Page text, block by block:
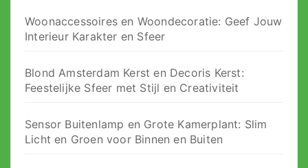
Woonaccessoires en Woondecoratie: Geef Jouw
Interieur Karakter en Sfeer
Blond Amsterdam Kerst en Decoris Kerst:
Feestelijke Sfeer met Stijl en Creativiteit
Sensor Buitenlamp en Grote Kamerplant: Slim
Licht en Groen voor Binnen en Buiten